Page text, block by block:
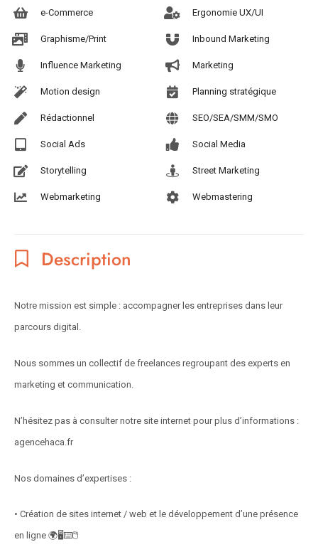
e-Commerce Ergonomie UX/UI
Graphisme/Print Inbound Marketing
Influence Marketing Marketing
Motion design Planning stratégique
Rédactionnel SEO/SEA/SMM/SMO
Social Ads Social Media
Storytelling Street Marketing
Webmarketing Webmastering
Description
Notre mission est simple : accompagner les entreprises dans leur
parcours digital.
Nous sommes un collectif de freelances regroupant des experts en
marketing et communication.
N’hésitez pas à consulter notre site internet pour plus d’informations :
agencehaca.fr
Nos domaines d’expertises :
• Création de sites internet / web et le développement d’une présence
en ligne 🌍🖥⌨🖱